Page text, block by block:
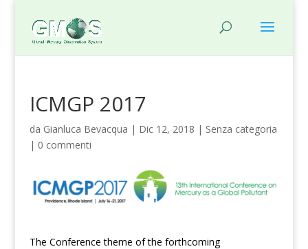
ICMGP 2017
da Gianluca Bevacqua | Dic 12, 2018 | Senza categoria
| 0 commenti
The Conference theme of the forthcoming